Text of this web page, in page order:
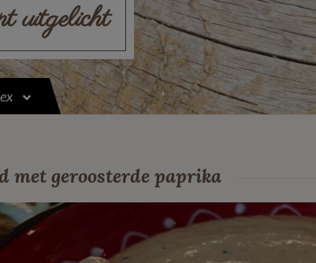
uitgelicht
met geroosterde paprika